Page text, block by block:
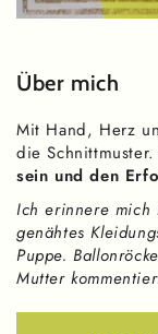
Über mich
Mit Hand, Herz
die
sein und den
Ich erinnere mich
genähtes
Puppe.
Mutter